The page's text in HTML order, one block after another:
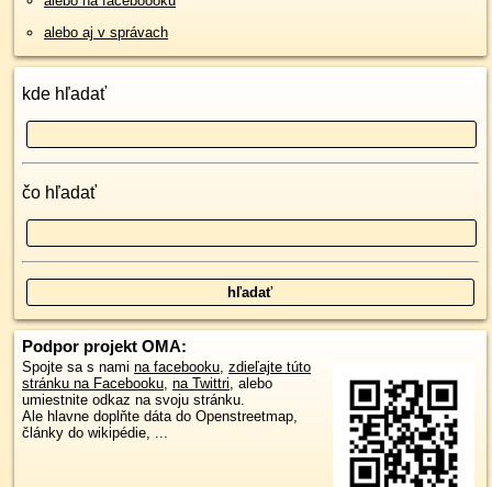
alebo aj v správach
kde hľadať
čo hľadať
Podpor projekt OMA:
Spojte sa s nami na facebooku, zdieľajte túto
stránku na Facebooku, na Twittri, alebo
umiestnite odkaz na svoju stránku.
Ale hlavne doplňte dáta do Openstreetmap,
články do wikipédie, ...